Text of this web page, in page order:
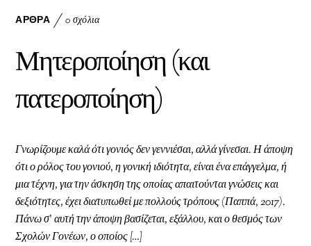
k
ΆΡΘΡΑ 0 σχόλια
Μητεροποίηση (και
πατεροποίηση)
Γνωρίζουμε καλά ότι γονιός δεν γεννιέσαι, αλλά γίνεσαι. Η άποψη
ότι ο ρόλος του γονιού, η γονική ιδιότητα, είναι ένα επάγγελμα, ή
μια τέχνη, για την άσκηση της οποίας απαιτούνται γνώσεις και
δεξιότητες, έχει διατυπωθεί με πολλούς τρόπους (Παππά, 2017).
Πάνω σ’ αυτή την άποψη βασίζεται, εξάλλου, και ο θεσμός των
Σχολών Γονέων, ο οποίος […]